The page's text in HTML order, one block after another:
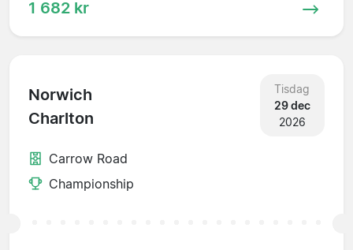
1 682 kr
Norwich
Charlton
Tisdag
29 dec
2026
Carrow Road
Championship